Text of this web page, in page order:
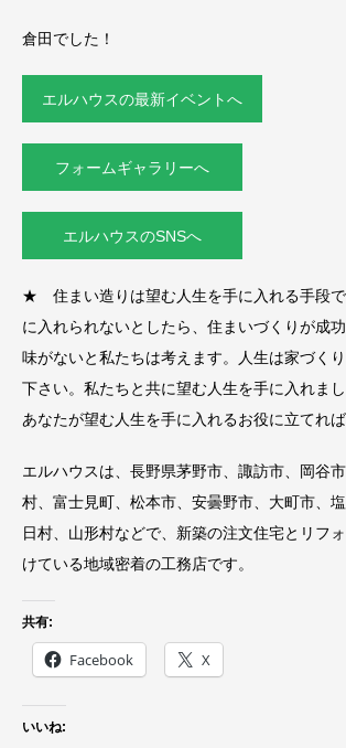
倉田でした！
エルハウスの最新イベントへ
フォームギャラリーへ
エルハウスのSNSへ
★ 住まい造りは望む人生を手に入れる手段
に入れられないとしたら、住まいづくりが成
味がないと私たちは考えます。人生は家づく
下さい。私たちと共に望む人生を手に入れま
あなたが望む人生を手に入れるお役に立てれば
エルハウスは、長野県茅野市、諏訪市、岡谷
村、富士見町、松本市、安曇野市、大町市、
日村、山形村などで、新築の注文住宅とリフ
けている地域密着の工務店です。
共有:
Facebook X
いいね: